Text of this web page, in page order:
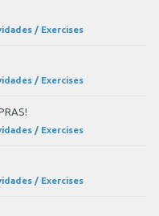
/ Exercises
/ Exercises
/ Exercises
/ Exercises